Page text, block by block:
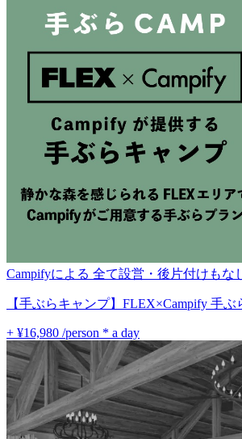
Campifyによる 全て設営・後片付けもな
【手ぶらキャンプ】FLEX×Campify 手ぶ
+ ¥16,980 /person * a day